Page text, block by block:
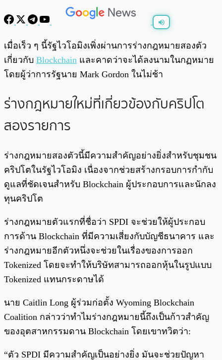
พร้อมเล่น 0:00
เมื่อเร็ว ๆ นี้รัฐไวโอมิงเพิ่งผ่านการร่างกฎหมายสองตัว
เกี่ยวกับ Blockchain และคาดว่าจะได้ลงนามในกฏหมาย
โดยผู้ว่าการรัฐนาย Mark Gordon ในไม่ช้า
ร่างกฎหมายใหม่ที่เกี่ยวข้องกับคริปโต
สองรายการ
ร่างกฎหมายสองตัวนี้มีความสำคัญอย่างยิ่งสำหรับชุมชน
คริปโตในรัฐไวโอมิง เนื่องจากช่วยสร้างกรอบการกำกับ
ดูแลที่ชัดเจนสำหรับ Blockchain ผู้ประกอบการและนักลง
ทุนคริปโต
ร่างกฎหมายตัวแรกที่ชื่อว่า SPDI จะช่วยให้ผู้ประกอบ
การด้าน Blockchain ที่มีความเสี่ยงกับบัญชีธนาคาร และ
ร่างกฎหมายอีกตัวหนึ่งจะช่วยในเรื่องของการออก
Tokenized โดยจะทำให้บริษัทสามารถออกหุ้นในรูปแบบ
Tokenized แทนกระดาษได้
นาย Caitlin Long ผู้ร่วมก่อตั้ง Wyoming Blockchain
Coalition กล่าวว่าทำไมร่างกฎหมายนี้ถึงเป็นก้าวสำคัญ
ของอุตสาหกรรมดาน Blockchain โดยเขาทวิตว่า:
“ตัว SPDI มีความสำคัญเป็นอย่างยิ่ง มันจะช่วยปัญหา